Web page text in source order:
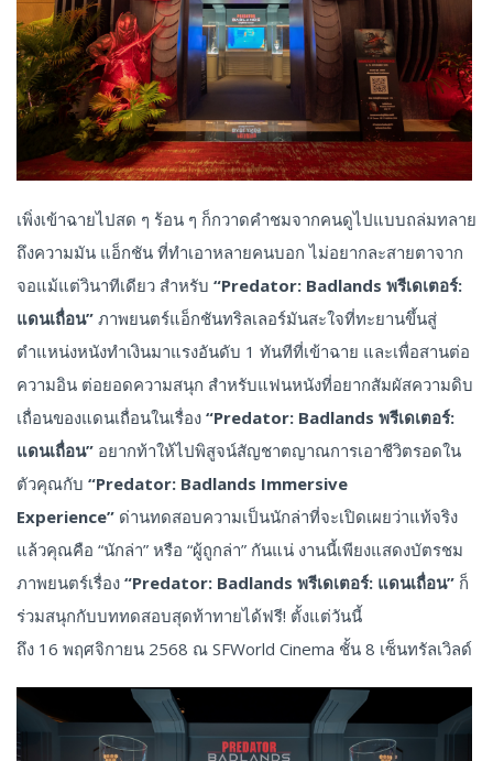
เพิ่งเข้าฉายไปสด ๆ ร้อน ๆ ก็กวาดคำชมจากคนดูไปแบบถล่มทลาย
ถึงความมัน แอ็กชัน ที่ทำเอาหลายคนบอก ไม่อยากละสายตาจาก
จอแม้แต่วินาทีเดียว สำหรับ “Predator: Badlands พรีเดเตอร์:
แดนเถื่อน” ภาพยนตร์แอ็กชันทริลเลอร์มันสะใจที่ทะยานขึ้นสู่
ตำแหน่งหนังทำเงินมาแรงอันดับ 1 ทันทีที่เข้าฉาย และเพื่อสานต่อ
ความอิน ต่อยอดความสนุก สำหรับแฟนหนังที่อยากสัมผัสความดิบ
เถื่อนของแดนเถื่อนในเรื่อง “Predator: Badlands พรีเดเตอร์:
แดนเถื่อน” อยากท้าให้ไปพิสูจน์สัญชาตญาณการเอาชีวิตรอดใน
ตัวคุณกับ “Predator: Badlands Immersive
Experience” ด่านทดสอบความเป็นนักล่าที่จะเปิดเผยว่าแท้จริง
แล้วคุณคือ “นักล่า” หรือ “ผู้ถูกล่า” กันแน่ งานนี้เพียงแสดงบัตรชม
ภาพยนตร์เรื่อง “Predator: Badlands พรีเดเตอร์: แดนเถื่อน” ก็
ร่วมสนุกกับบททดสอบสุดท้าทายได้ฟรี! ตั้งแต่วันนี้
ถึง 16 พฤศจิกายน 2568 ณ SFWorld Cinema ชั้น 8 เซ็นทรัลเวิลด์